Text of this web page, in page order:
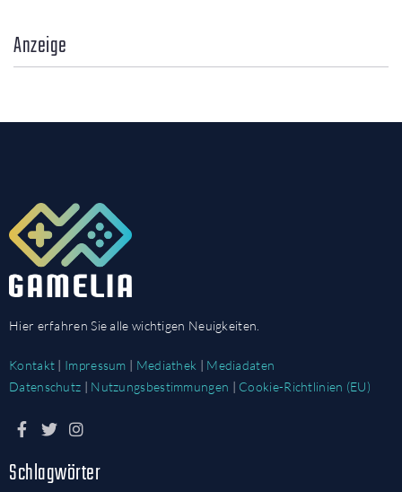
Anzeige
Hier erfahren Sie alle wichtigen Neuigkeiten.
Kontakt | Impressum | Mediathek | Mediadaten
Datenschutz | Nutzungsbestimmungen | Cookie-Richtlinien (EU)
Schlagwörter